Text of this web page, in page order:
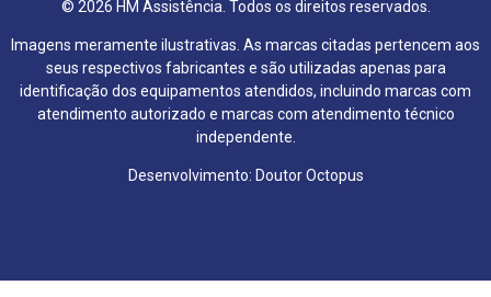
© 2026 HM Assistência. Todos os direitos reservados.
Imagens meramente ilustrativas. As marcas citadas pertencem aos
seus respectivos fabricantes e são utilizadas apenas para
identificação dos equipamentos atendidos, incluindo marcas com
atendimento autorizado e marcas com atendimento técnico
independente.
Desenvolvimento: Doutor Octopus